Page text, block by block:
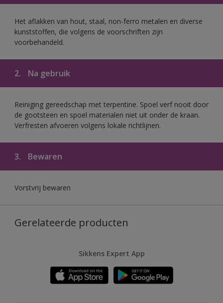
Het aflakken van hout, staal, non-ferro metalen en diverse
kunststoffen, die volgens de voorschriften zijn
voorbehandeld.
2. Na gebruik
Reiniging gereedschap met terpentine. Spoel verf nooit door
de gootsteen en spoel materialen niet uit onder de kraan.
Verfresten afvoeren volgens lokale richtlijnen.
3. Bewaren
Vorstvrij bewaren
Gerelateerde producten
Sikkens Expert App